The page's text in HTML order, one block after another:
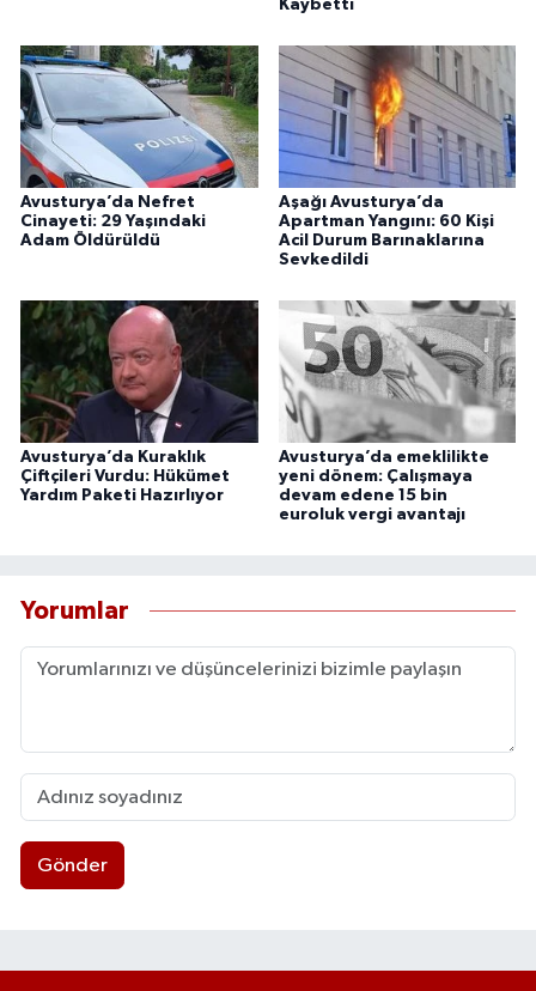
Kaybetti
Avusturya’da Nefret
Cinayeti: 29 Yaşındaki
Adam Öldürüldü
Aşağı Avusturya’da
Apartman Yangını: 60 Kişi
Acil Durum Barınaklarına
Sevkedildi
Avusturya’da Kuraklık
Çiftçileri Vurdu: Hükümet
Yardım Paketi Hazırlıyor
Avusturya’da emeklilikte
yeni dönem: Çalışmaya
devam edene 15 bin
euroluk vergi avantajı
Yorumlar
Gönder